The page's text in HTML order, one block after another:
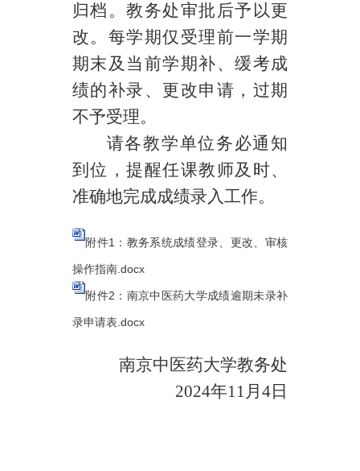
归档。教务处审批后予以更
改。每学期仅受理前一学期
期末及当前学期补、缓考成
绩的补录、更改申请，过期
不予受理。
请各教学单位务必通知
到位，提醒任课教师及时、
准确地完成成绩录入工作。
附件1：教务系统成绩登录、更改、审核
操作指南.docx
附件2：南京中医药大学成绩逾期未录补
录申请表.docx
南京中医药大学教务处
2024年11月 4日